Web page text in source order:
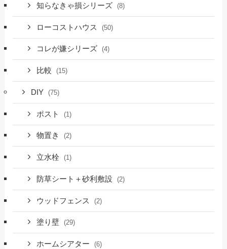
知らなきゃ損シリーズ (8)
ローコストハウス (50)
コレが嫌シリーズ (4)
比較 (15)
DIY (75)
ポスト (1)
物置き (2)
立水栓 (1)
防草シート＋砂利敷設 (2)
ウッドフェンス (2)
塗り壁 (29)
ホームシアター (6)